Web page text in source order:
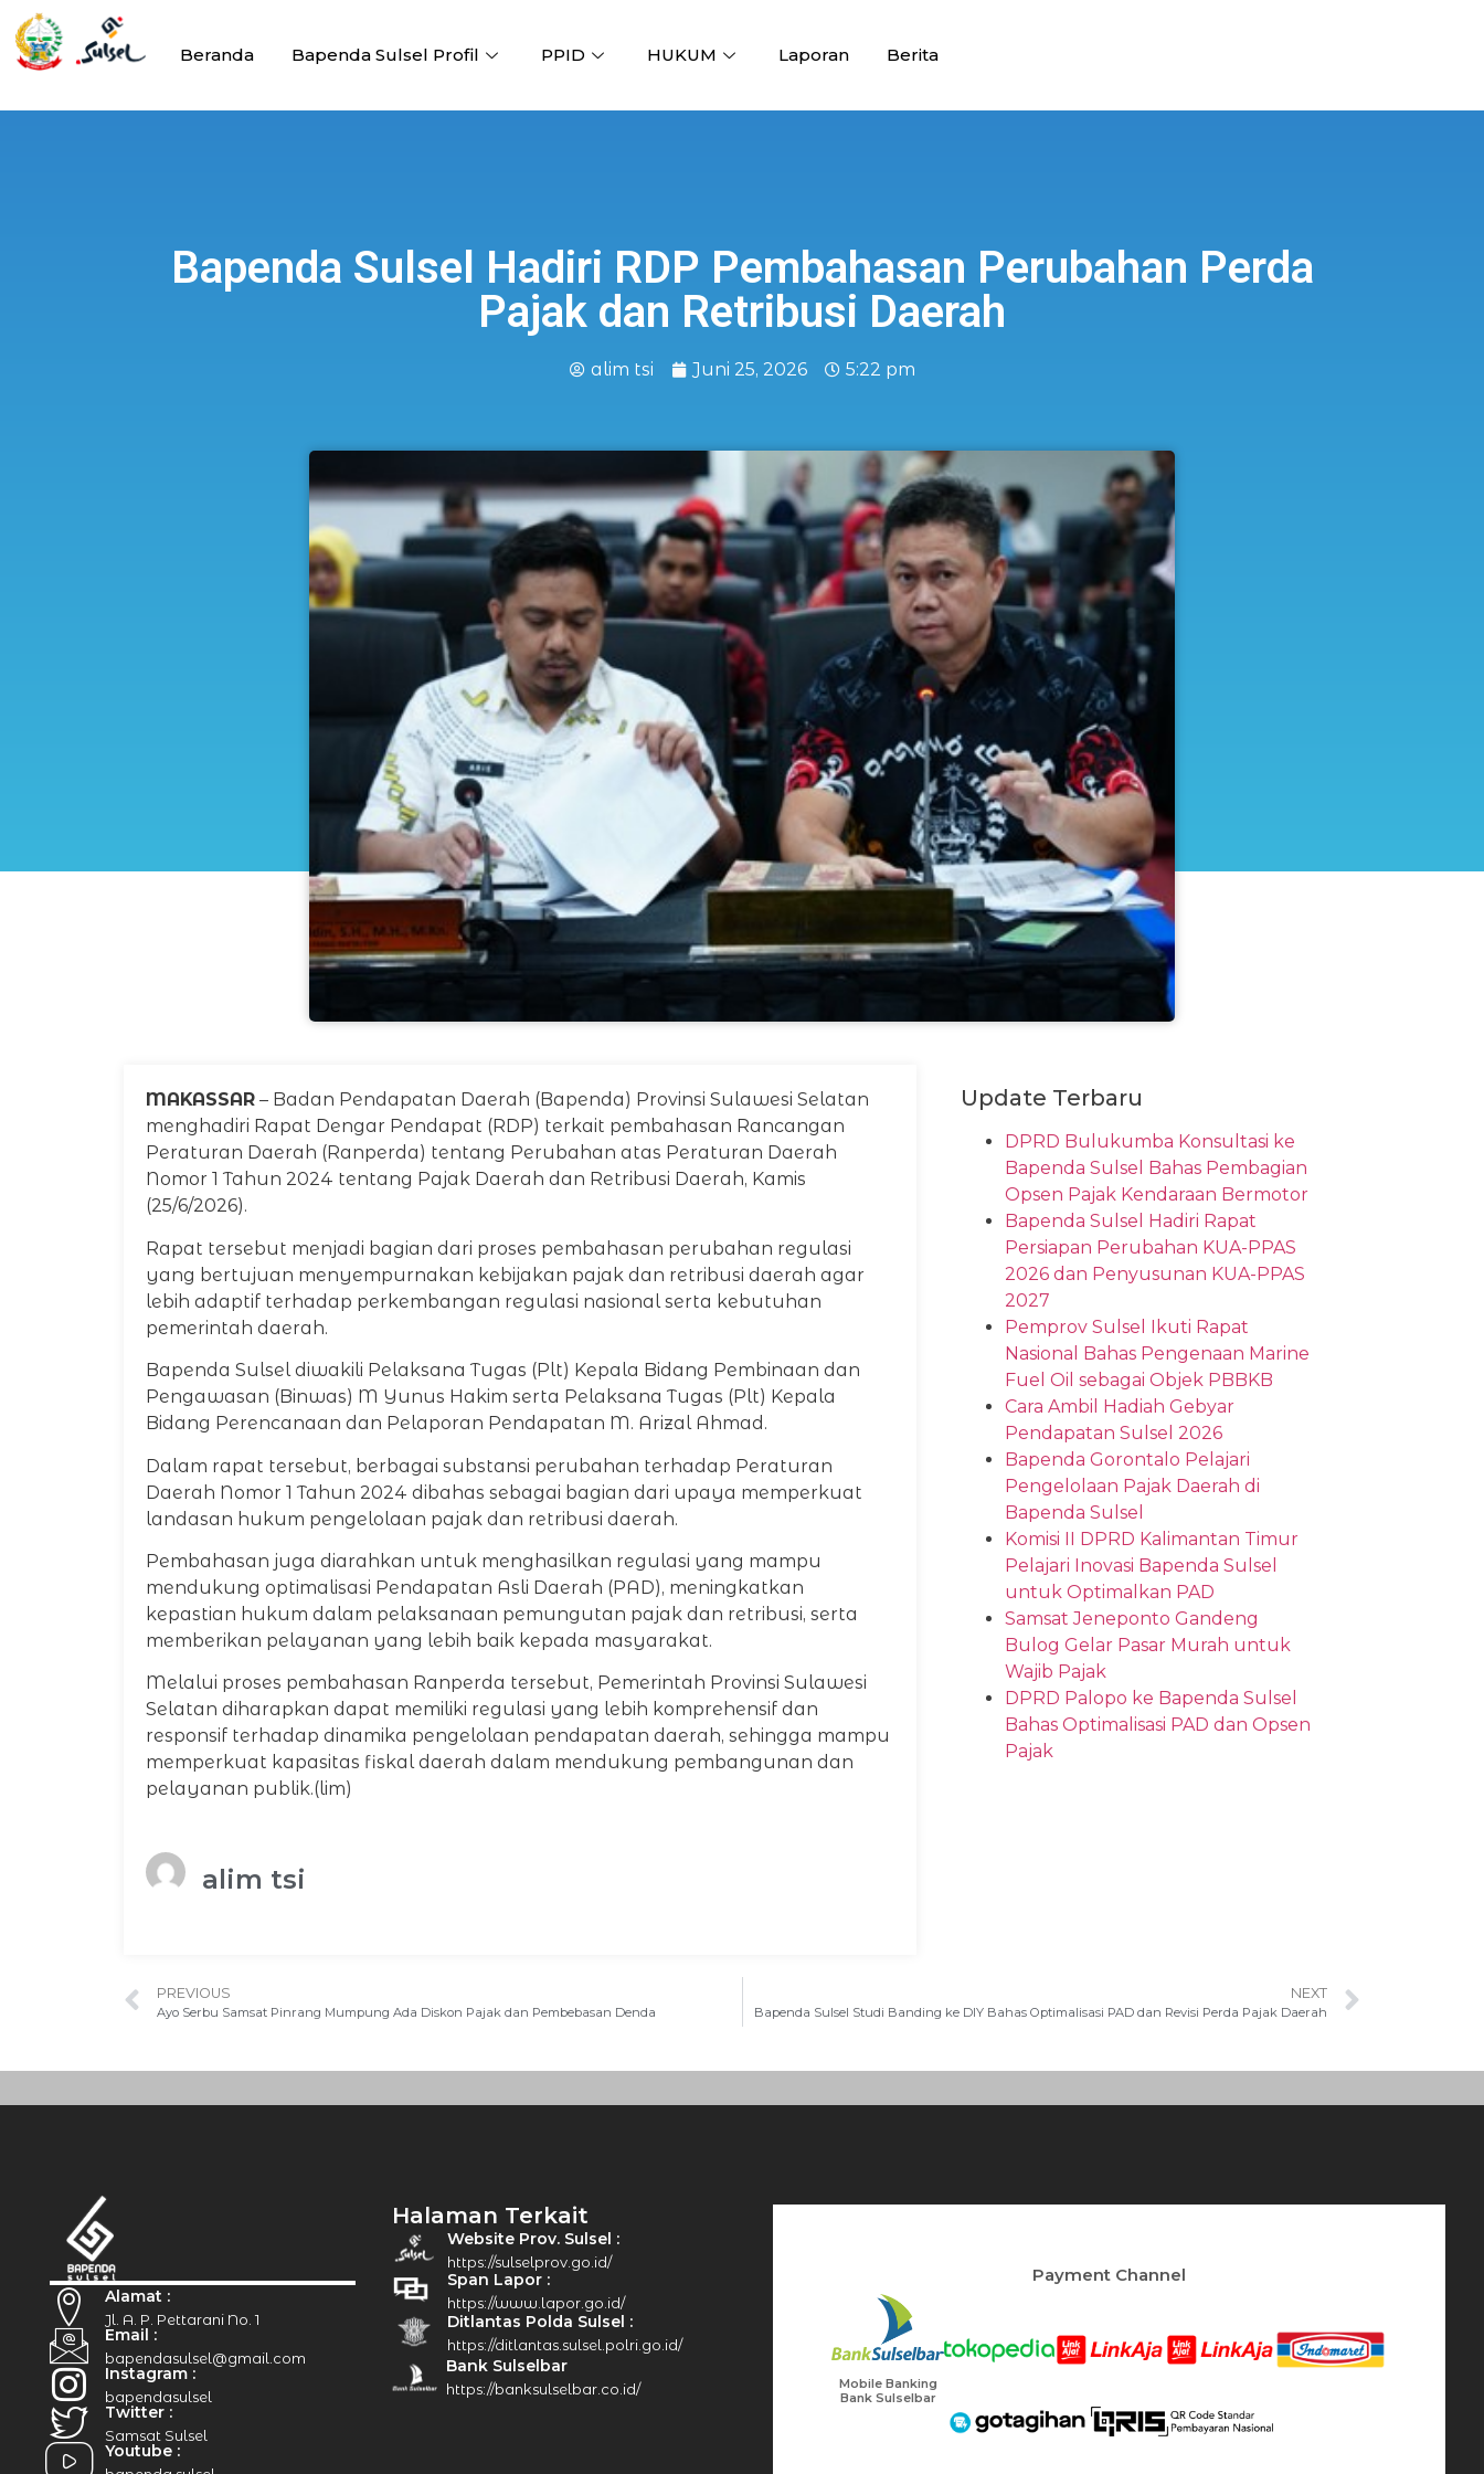
Beranda Bapenda Sulsel Profil PPID HUKUM Laporan Berita
Bapenda Sulsel Hadiri RDP Pembahasan Perubahan Perda
Pajak dan Retribusi Daerah
alim tsi Juni 25, 2026 5:22 pm
MAKASSAR – Badan Pendapatan Daerah (Bapenda) Provinsi Sulawesi Selatan
menghadiri Rapat Dengar Pendapat (RDP) terkait pembahasan Rancangan
Peraturan Daerah (Ranperda) tentang Perubahan atas Peraturan Daerah
Nomor 1 Tahun 2024 tentang Pajak Daerah dan Retribusi Daerah, Kamis
(25/6/2026).
Rapat tersebut menjadi bagian dari proses pembahasan perubahan regulasi
yang bertujuan menyempurnakan kebijakan pajak dan retribusi daerah agar
lebih adaptif terhadap perkembangan regulasi nasional serta kebutuhan
pemerintah daerah.
Bapenda Sulsel diwakili Pelaksana Tugas (Plt) Kepala Bidang Pembinaan dan
Pengawasan (Binwas) M Yunus Hakim serta Pelaksana Tugas (Plt) Kepala
Bidang Perencanaan dan Pelaporan Pendapatan M. Arizal Ahmad.
Dalam rapat tersebut, berbagai substansi perubahan terhadap Peraturan
Daerah Nomor 1 Tahun 2024 dibahas sebagai bagian dari upaya memperkuat
landasan hukum pengelolaan pajak dan retribusi daerah.
Pembahasan juga diarahkan untuk menghasilkan regulasi yang mampu
mendukung optimalisasi Pendapatan Asli Daerah (PAD), meningkatkan
kepastian hukum dalam pelaksanaan pemungutan pajak dan retribusi, serta
memberikan pelayanan yang lebih baik kepada masyarakat.
Melalui proses pembahasan Ranperda tersebut, Pemerintah Provinsi Sulawesi
Selatan diharapkan dapat memiliki regulasi yang lebih komprehensif dan
responsif terhadap dinamika pengelolaan pendapatan daerah, sehingga mampu
memperkuat kapasitas fiskal daerah dalam mendukung pembangunan dan
pelayanan publik.(lim)
alim tsi
Update Terbaru
DPRD Bulukumba Konsultasi ke
Bapenda Sulsel Bahas Pembagian
Opsen Pajak Kendaraan Bermotor
Bapenda Sulsel Hadiri Rapat
Persiapan Perubahan KUA-PPAS
2026 dan Penyusunan KUA-PPAS
2027
Pemprov Sulsel Ikuti Rapat
Nasional Bahas Pengenaan Marine
Fuel Oil sebagai Objek PBBKB
Cara Ambil Hadiah Gebyar
Pendapatan Sulsel 2026
Bapenda Gorontalo Pelajari
Pengelolaan Pajak Daerah di
Bapenda Sulsel
Komisi II DPRD Kalimantan Timur
Pelajari Inovasi Bapenda Sulsel
untuk Optimalkan PAD
Samsat Jeneponto Gandeng
Bulog Gelar Pasar Murah untuk
Wajib Pajak
DPRD Palopo ke Bapenda Sulsel
Bahas Optimalisasi PAD dan Opsen
Pajak
PREVIOUS
Ayo Serbu Samsat Pinrang Mumpung Ada Diskon Pajak dan Pembebasan Denda
NEXT
Bapenda Sulsel Studi Banding ke DIY Bahas Optimalisasi PAD dan Revisi Perda Pajak Daerah
Alamat :
Jl. A. P. Pettarani No. 1
Email :
bapendasulsel@gmail.com
Instagram :
bapendasulsel
Twitter :
Samsat Sulsel
Youtube :
Halaman Terkait
Website Prov. Sulsel :
https://sulselprov.go.id/
Span Lapor :
https://www.lapor.go.id/
Ditlantas Polda Sulsel :
https://ditlantas.sulsel.polri.go.id/
Bank Sulselbar
https://banksulselbar.co.id/
Payment Channel
Mobile Banking
Bank Sulselbar